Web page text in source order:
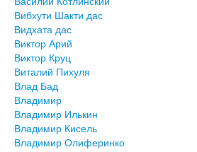
Вибхути Шакти дас
Видхата дас
Виктор Арий
Виктор Круц
Виталий Пихуля
Влад Бад
Владимир
Владимир Илькин
Владимир Кисель
Владимир Олиферинко